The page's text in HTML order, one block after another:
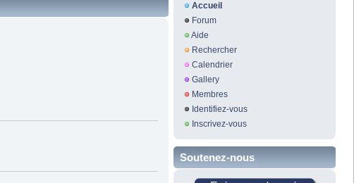
Accueil
Forum
Aide
Rechercher
Calendrier
Gallery
Membres
Identifiez-vous
Inscrivez-vous
Soutenez-nous